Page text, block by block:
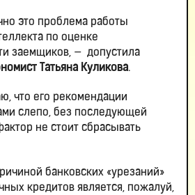
это проблема работы
по оценке
заемщиков, — ­ допустила
Татьяна Куликова.
что его рекомендации
слепо, без последующей
не стоит сбрасывать
банковских «урезаний»
кредитов является, пожалуй,